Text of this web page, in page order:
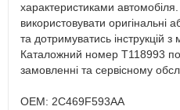
характеристиками
використовувати оригінальні
та дотримуватись інструкцій
Каталожний номер T118993
замовленні та сервісному
OEM: 2C469F593AA